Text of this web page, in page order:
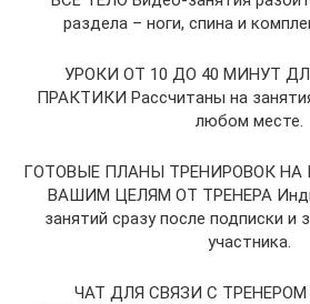
раздела – ноги, спина и
УРОКИ ОТ 10 ДО 40 МИНУТ
ПРАКТИКИ Рассчитаны на
любом месте.
ГОТОВЫЕ ПЛАНЫ ТРЕНИРОВОК
ВАШИМ ЦЕЛЯМ ОТ ТРЕНЕРА
занятий сразу после подписки и
участника.
ЧАТ ДЛЯ СВЯЗИ С